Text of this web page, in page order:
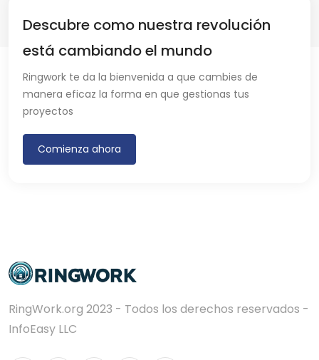
Descubre como nuestra revolución
está cambiando el mundo
Ringwork te da la bienvenida a que cambies de
manera eficaz la forma en que gestionas tus
proyectos
Comienza ahora
RingWork.org 2023 - Todos los derechos reservados -
InfoEasy LLC